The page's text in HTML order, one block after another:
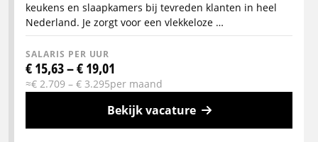
keukens en slaapkamers bij tevreden klanten in heel
Nederland. Je zorgt voor een vlekkeloze …
SALARIS PER UUR
€ 15,63 – € 19,01
≈€ 2.709 – € 3.295per maand
Bekijk vacature